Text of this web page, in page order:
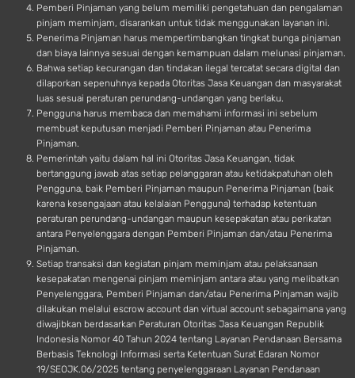
Pemberi Pinjaman yang belum memiliki pengetahuan dan pengalaman
pinjam meminjam, disarankan untuk tidak menggunakan layanan ini.
Penerima Pinjaman harus mempertimbangkan tingkat bunga pinjaman
dan biaya lainnya sesuai dengan kemampuan dalam melunasi pinjaman.
Bahwa setiap kecurangan dan tindakan ilegal tercatat secara digital dan
dilaporkan sepenuhnya kepada Otoritas Jasa Keuangan dan masyarakat
luas sesuai peraturan perundang-undangan yang berlaku.
Pengguna harus membaca dan memahami informasi ini sebelum
membuat keputusan menjadi Pemberi Pinjaman atau Penerima
Pinjaman.
Pemerintah yaitu dalam hal ini Otoritas Jasa Keuangan, tidak
bertanggung jawab atas setiap pelanggaran atau ketidakpatuhan oleh
Pengguna, baik Pemberi Pinjaman maupun Penerima Pinjaman (baik
karena kesengajaan atau kelalaian Pengguna) terhadap ketentuan
peraturan perundang-undangan maupun kesepakatan atau perikatan
antara Penyelenggara dengan Pemberi Pinjaman dan/atau Penerima
Pinjaman.
Setiap transaksi dan kegiatan pinjam meminjam atau pelaksanaan
kesepakatan mengenai pinjam meminjam antara atau yang melibatkan
Penyelenggara, Pemberi Pinjaman dan/atau Penerima Pinjaman wajib
dilakukan melalui escrow account dan virtual account sebagaimana yang
diwajibkan berdasarkan Peraturan Otoritas Jasa Keuangan Republik
Indonesia Nomor 40 Tahun 2024 tentang Layanan Pendanaan Bersama
Berbasis Teknologi Informasi serta Ketentuan Surat Edaran Nomor
19/SEOJK.06/2025 tentang penyelenggaraan Layanan Pendanaan